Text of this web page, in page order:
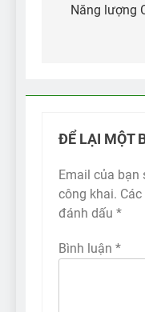
viết
Năng lượng
ĐỂ LẠI MỘT
Email của
công khai.
đánh dấu *
Bình luận *